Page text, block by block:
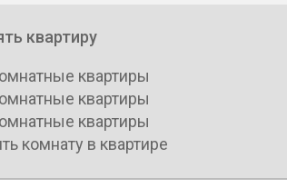
квартиру
квартиры
квартиры
квартиры
комнату в квартире